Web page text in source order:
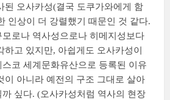
된 오사카성(결국 도쿠가와에게 함
인상이 더 강렬했기 때문인 것 같다.
로나 역사성으로나 히메지성보다
하고 있지만, 아쉽게도 오사카성이
코 세계문화유산으로 등록된 이유
이 아니라 예전의 구조 그대로 살아
싶다. (오사카성처럼 역사의 현장